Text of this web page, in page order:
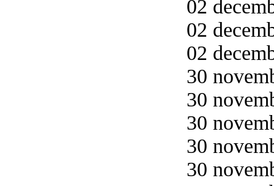
02
02
02
30
30
30
30
30